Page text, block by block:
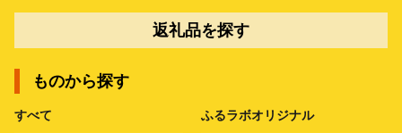
返礼品を探す
ものから探す
すべて ふるラボオリジナル